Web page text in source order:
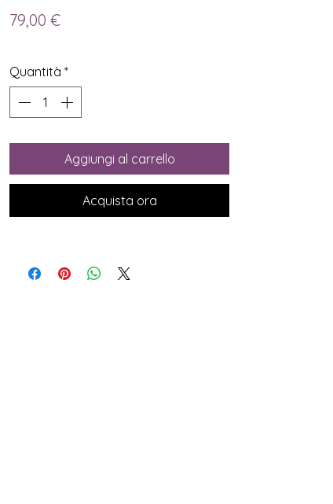
79,00 €Prezzo
Quantità *
Aggiungi al carrello
Acquista ora